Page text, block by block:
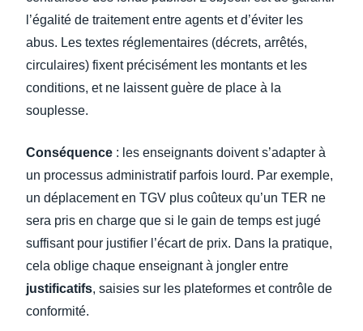
l’égalité de traitement entre agents et d’éviter les
abus. Les textes réglementaires (décrets, arrêtés,
circulaires) fixent précisément les montants et les
conditions, et ne laissent guère de place à la
souplesse.
Conséquence : les enseignants doivent s’adapter à
un processus administratif parfois lourd. Par exemple,
un déplacement en TGV plus coûteux qu’un TER ne
sera pris en charge que si le gain de temps est jugé
suffisant pour justifier l’écart de prix. Dans la pratique,
cela oblige chaque enseignant à jongler entre
justificatifs, saisies sur les plateformes et contrôle de
conformité.